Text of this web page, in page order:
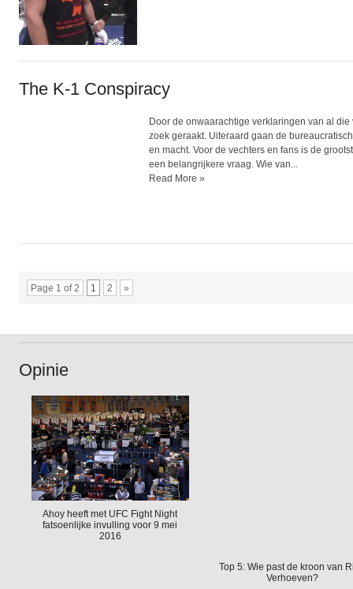
The K-1 Conspiracy
Door de onwaarachtige verklaringen van al
zoek geraakt. Uiteraard gaan de
en macht. Voor de vechters en fans is de
een belangrijkere vraag. Wie van...
Read More »
Page 1 of 2 1 2 »
Opinie
Ahoy heeft met UFC Fight Night
fatsoenlijke invulling voor 9 mei
2016
Top 5: Wie past de kroon van
Verhoeven?